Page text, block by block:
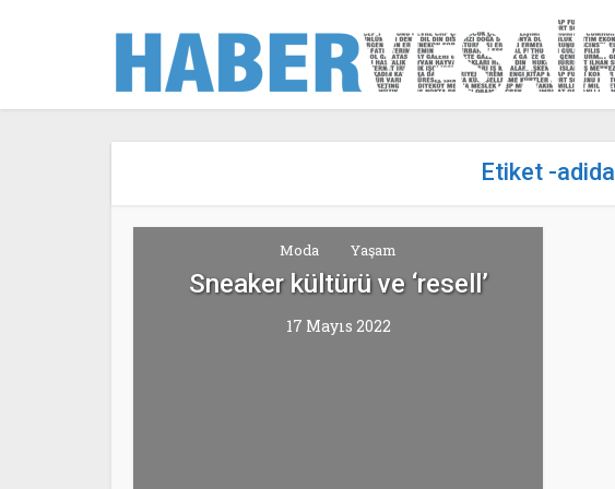
Etiket -
Moda Yaşam
Sneaker kültürü ve ‘resell’
17 Mayıs 2022